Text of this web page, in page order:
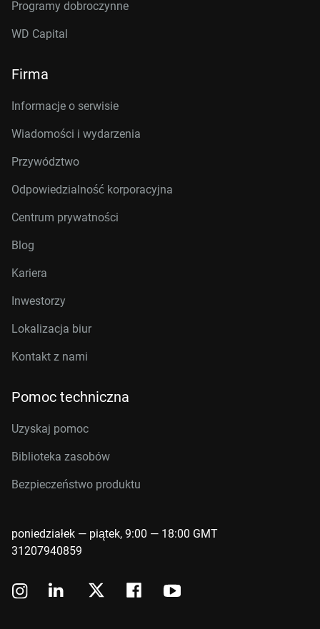
Programy dobroczynne
WD Capital
Firma
Informacje o serwisie
Wiadomości i wydarzenia
Przywództwo
Odpowiedzialność korporacyjna
Centrum prywatności
Blog
Kariera
Inwestorzy
Lokalizacja biur
Kontakt z nami
Pomoc techniczna
Uzyskaj pomoc
Biblioteka zasobów
Bezpieczeństwo produktu
poniedziałek — piątek, 9:00 — 18:00 GMT
31207940859